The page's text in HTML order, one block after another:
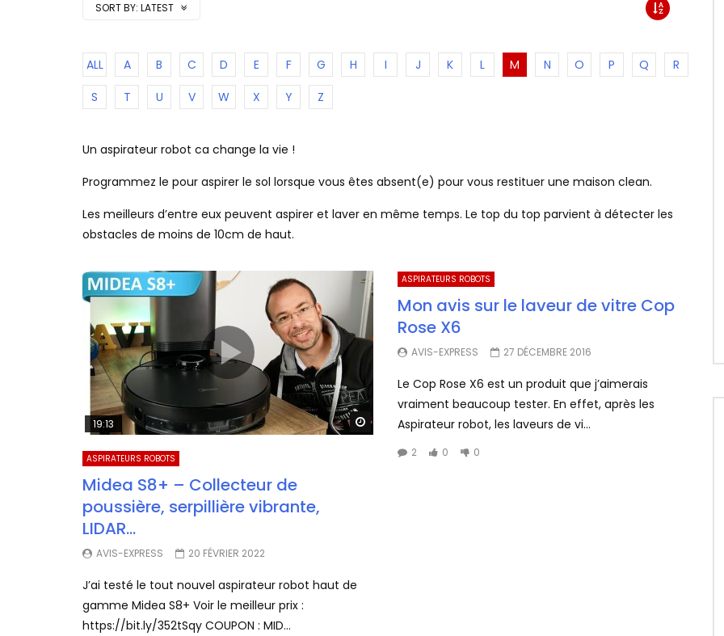
SORT BY: LATEST
ALL A B C D E F G H I J K L M N O P Q
R
S
T U V W X Y Z
Un aspirateur robot ca change la vie !
Programmez le pour aspirer le sol lorsque vous êtes absent(e) pour vous restituer une maison clean.
Les meilleurs d’entre eux peuvent aspirer et laver en même temps. Le top du top parvient à détecter les
obstacles de moins de 10cm de haut.
Watch Later
19:13
ASPIRATEURS ROBOTS
Midea S8+ – Collecteur de
poussière, serpillière vibrante,
LIDAR…
AVIS-EXPRESS 20 FÉVRIER 2022
J’ai testé le tout nouvel aspirateur robot haut de
gamme Midea S8+ Voir le meilleur prix :
https://bit.ly/352tSqy COUPON : MID...
ASPIRATEURS ROBOTS
Mon avis sur le laveur de vitre Cop
Rose X6
AVIS-EXPRESS 27 DÉCEMBRE 2016
Le Cop Rose X6 est un produit que j’aimerais
vraiment beaucoup tester. En effet, après les
Aspirateur robot, les laveurs de vi...
2 0 0